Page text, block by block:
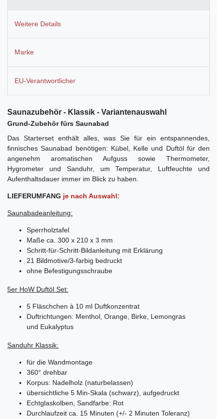
Weitere Details
Marke
EU-Verantwortlicher
Saunazubehör - Klassik - Variantenauswahl
Grund-Zubehör fürs Saunabad
Das Starterset enthält alles, was Sie für ein entspannendes,
finnisches Saunabad benötigen: Kübel, Kelle und Duftöl für den
angenehm aromatischen Aufguss sowie Thermometer,
Hygrometer und Sanduhr, um Temperatur, Luftfeuchte und
Aufenthaltsdauer immer im Blick zu haben.
LIEFERUMFANG je nach Auswahl:
Saunabadeanleitung:
Sperrholztafel
Maße ca. 300 x 210 x 3 mm
Schritt-für-Schritt-Bildanleitung mit Erklärung
21 Bildmotive/3-farbig bedruckt
ohne Befestigungsschraube
5er HoW Duftöl Set:
5 Fläschchen à 10 ml Duftkonzentrat
Duftrichtungen: Menthol, Orange, Birke, Lemongras
und Eukalyptus
Sanduhr Klassik:
für die Wandmontage
360° drehbar
Korpus: Nadelholz (naturbelassen)
übersichtliche 5 Min-Skala (schwarz), aufgedruckt
Echtglaskolben, Sandfarbe: Rot
Durchlaufzeit ca. 15 Minuten (+/- 2 Minuten Toleranz)